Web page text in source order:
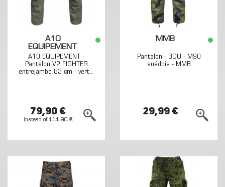
A10
EQUIPEMENT
A10 EQUIPEMENT -
Pantalon V2 FIGHTER
entrejambe 83 cm - vert...
79,90 €
Instead of111,90 €
MMB
Pantalon - BDU - M90
suédois - MMB
29,99 €